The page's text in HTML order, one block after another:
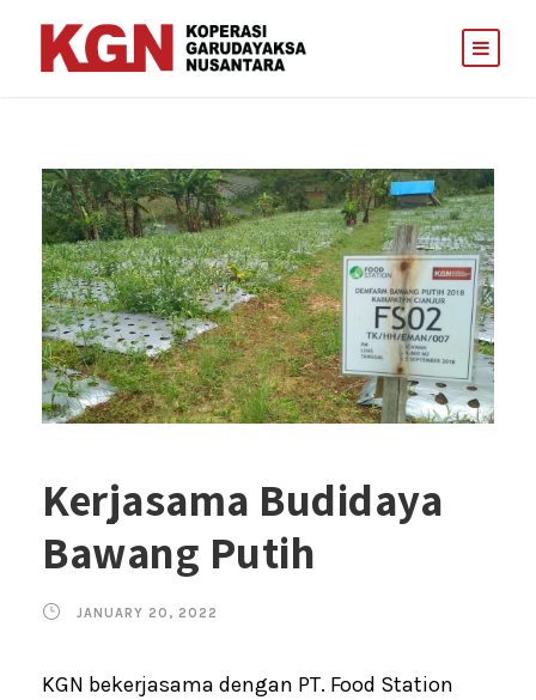
Kerjasama Budidaya
Bawang Putih
JANUARY 20, 2022
KGN bekerjasama dengan PT. Food Station